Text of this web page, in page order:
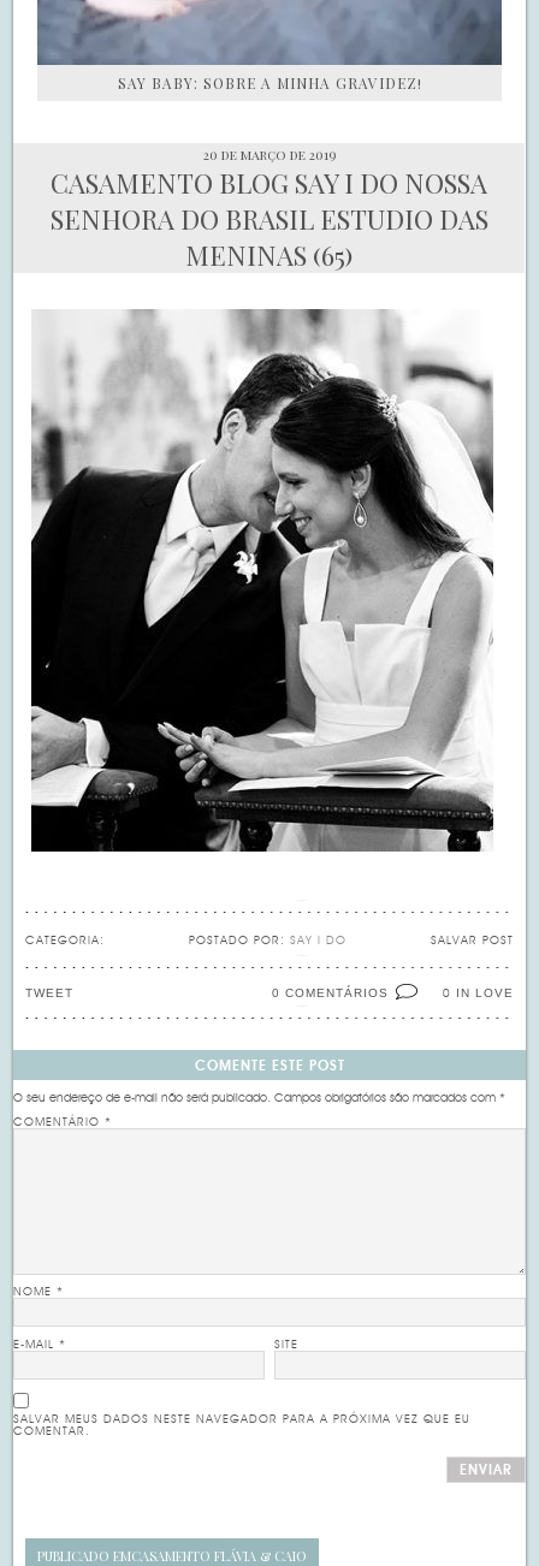
SAY BABY: SOBRE A MINHA GRAVIDEZ!
20 de março de 2019
CASAMENTO BLOG SAY I DO NOSSA
SENHORA DO BRASIL ESTUDIO DAS
MENINAS (65)
CATEGORIA: SALVAR POST
POSTADO POR: SAY I DO
0 IN LOVE
0 COMENTÁRIOS
TWEET
COMENTE ESTE POST
O seu endereço de e-mail não será publicado. Campos obrigatórios são marcados com*
COMENTÁRIO*
NOME*
E-MAIL* SITE
SALVAR MEUS DADOS NESTE NAVEGADOR PARA A PRÓXIMA VEZ QUE EU
COMENTAR.
PUBLICADO EMCASAMENTO FLÁVIA & CAIO